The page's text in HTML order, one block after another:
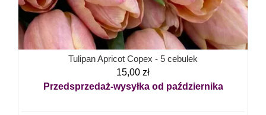
Tulipan Apricot Copex - 5 cebulek
15,00 zł
Przedsprzedaż-wysyłka od października